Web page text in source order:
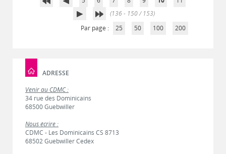
(136 - 150 / 153)
Par page :
25 50 100 200
ADRESSE
Venir au CDMC :
34 rue des Dominicains
68500 Guebwiller
Nous écrire :
CDMC - Les Dominicains CS 8713
68502 Guebwiller Cedex